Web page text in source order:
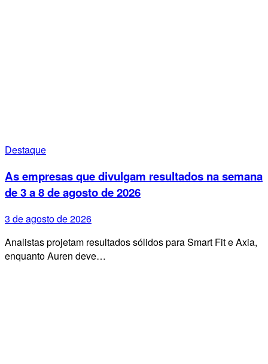
Destaque
As empresas que divulgam resultados na semana
de 3 a 8 de agosto de 2026
3 de agosto de 2026
Analistas projetam resultados sólidos para Smart Fit e Axia,
enquanto Auren deve…